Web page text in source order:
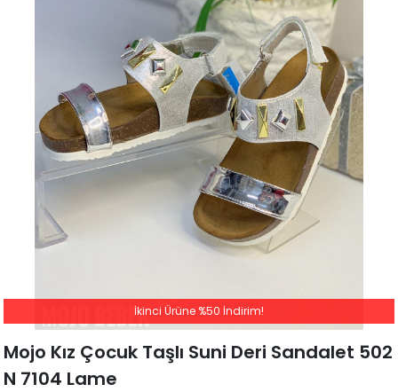
Mojo Kız Çocuk Taşlı Suni Deri Sandalet 502
N 7104 Lame
İkinci Ürüne %50 İndirim!